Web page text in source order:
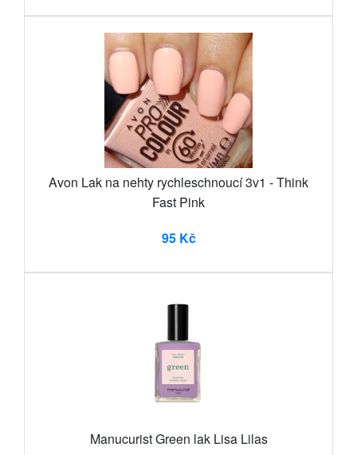
Avon Lak na nehty rychleschnoucí 3v1 - Think
Fast Pink
95 Kč
Manucurist Green lak Lisa Lilas